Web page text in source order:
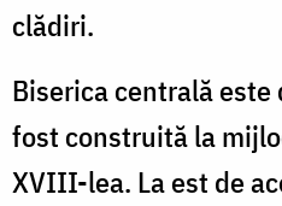
clădiri.
Biserica centrală
fost construită la
XVIII-lea. La est de